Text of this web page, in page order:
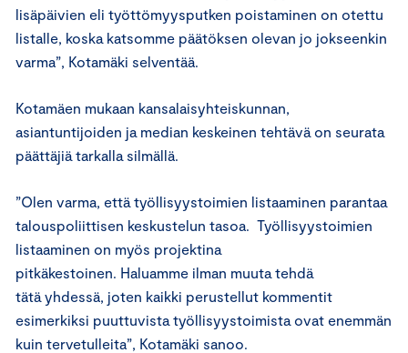
lisäpäivien eli työttömyysputken poistaminen on otettu
listalle, koska katsomme päätöksen olevan jo jokseenkin
varma”, Kotamäki selventää.
Kotamäen mukaan kansalaisyhteiskunnan,
asiantuntijoiden ja median keskeinen tehtävä on seurata
päättäjiä tarkalla silmällä.
”Olen varma, että työllisyystoimien listaaminen parantaa
talouspoliittisen keskustelun tasoa. Työllisyystoimien
listaaminen on myös projektina
pitkäkestoinen. Haluamme ilman muuta tehdä
tätä yhdessä, joten kaikki perustellut kommentit
esimerkiksi puuttuvista työllisyystoimista ovat enemmän
kuin tervetulleita”, Kotamäki sanoo.